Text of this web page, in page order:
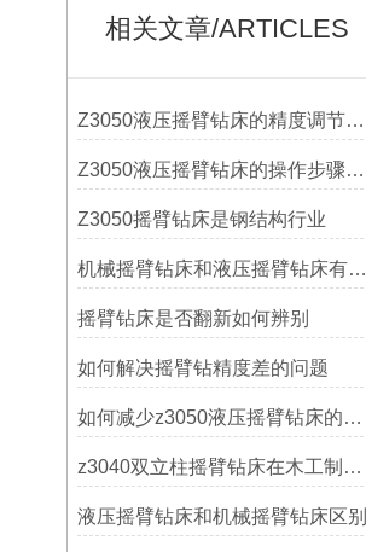
相关文章/ARTICLES
Z3050液压摇臂钻床的精度调节与稳定性提升
Z3050液压摇臂钻床的操作步骤与安全注意事项
Z3050摇臂钻床是钢结构行业
机械摇臂钻床和液压摇臂钻床有什么区别
摇臂钻床是否翻新如何辨别
如何解决摇臂钻精度差的问题
如何减少z3050液压摇臂钻床的故障和维修成本？
z3040双立柱摇臂钻床在木工制作中的应用
液压摇臂钻床和机械摇臂钻床区别